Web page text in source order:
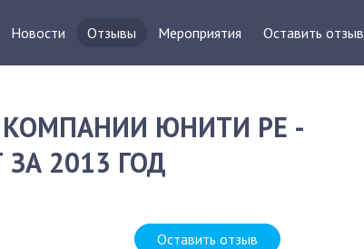
Новости Отзывы Мероприятия Оставить отзыв
ЮНИТИ РЕ -
2013 ГОД
Оставить отзыв